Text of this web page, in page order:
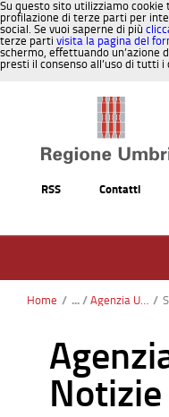
Su questo sito utilizziamo cookie
profilazione di terze parti per
social. Se vuoi saperne di più
terze parti visita la pagina del
schermo, effettuando un’azione
presti il consenso all’uso di tutti i
RSS Contatti
Home / Agenzia Umbria Notizie /
Notizie